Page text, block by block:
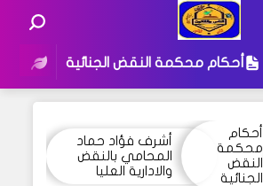
أحكام محكمة النقض الجنائية
أحكام
محكمة
النقض
الجنائية
أشرف فؤاد حماد
المحامي بالنقض
والادارية العليا